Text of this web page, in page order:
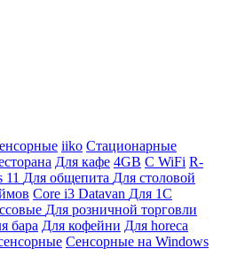
iiko Стационарные
Для кафе 4GB С WiFi R-
11 Для общепита Для столовой
Core i3 Datavan Для 1С
Для розничной торговли
бара Для кофейни Для horeca
Сенсорные на Windows